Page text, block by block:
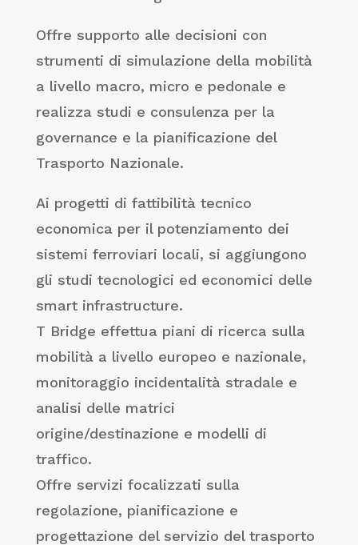
Offre supporto alle decisioni con
strumenti di simulazione della mobilità
a livello macro, micro e pedonale e
realizza studi e consulenza per la
governance e la pianificazione del
Trasporto Nazionale.
Ai progetti di fattibilità tecnico
economica per il potenziamento dei
sistemi ferroviari locali, si aggiungono
gli studi tecnologici ed economici delle
smart infrastructure.
T Bridge effettua piani di ricerca sulla
mobilità a livello europeo e nazionale,
monitoraggio incidentalità stradale e
analisi delle matrici
origine/destinazione e modelli di
traffico.
Offre servizi focalizzati sulla
regolazione, pianificazione e
progettazione del servizio del trasporto